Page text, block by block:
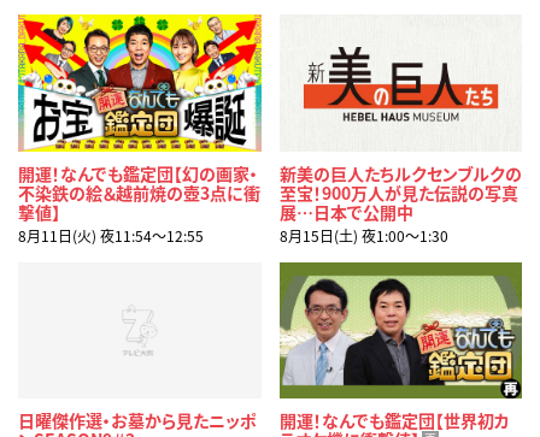
開運！なんでも鑑定団【幻の画家・
不染鉄の絵＆越前焼の壺3点に衝
撃値】
8月11日(火) 夜11:54〜12:55
新美の巨人たちルクセンブルクの
至宝！900万人が見た伝説の写真
展…日本で公開中
8月15日(土) 夜1:00〜1:30
日曜傑作選・お墓から見たニッポ
開運！なんでも鑑定団【世界初カ